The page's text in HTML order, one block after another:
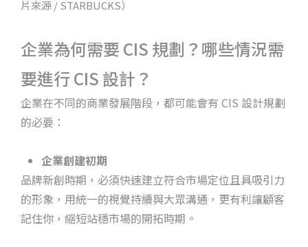
片來源 / STARBUCKS）
企業為何需要 CIS 規劃？哪些情況需
要進行 CIS 設計？
企業在不同的商業發展階段，都可能會有 CIS 設計規劃
的必要：
企業創建初期
品牌新創時期，必須快速建立符合市場定位且具吸引力
的形象，用統一的視覺持續與大眾溝通，更有利讓顧客
記住你，縮短站穩市場的開拓時期。